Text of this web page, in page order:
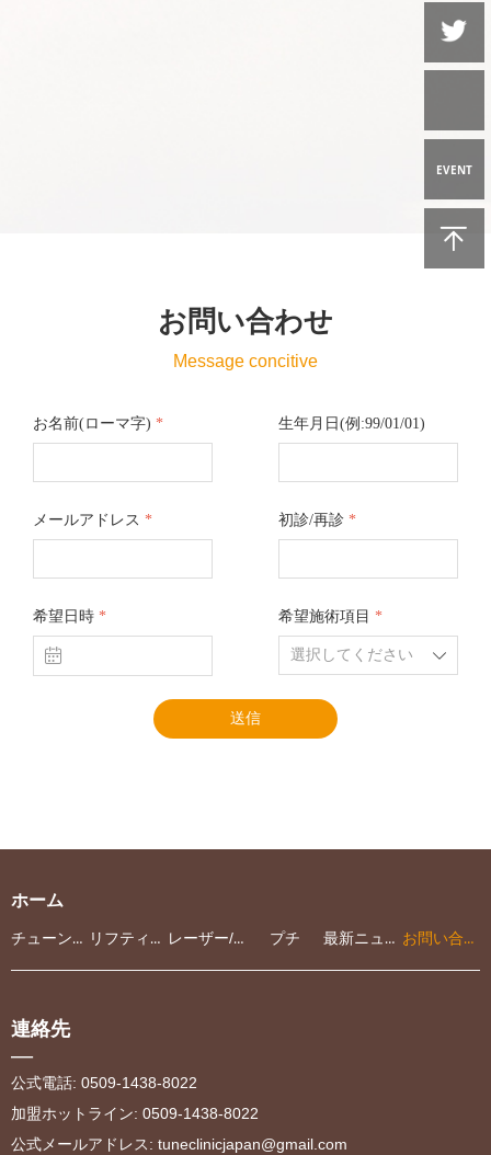
EVENT
お問い合わせ
Message concitive
お名前(ローマ字) * 生年月日(例:99/01/01)
メールアドレス * 初診/再診 *
希望日時 *
ꅄ
希望施術項目 *
ꄳ
送信
ホーム
チューンクリニック リフティング レーザー/光治療 プチ 最新ニュース お問い合わせ
連絡先
—
公式電話: 0509-1438-8022
加盟ホットライン: 0509-1438-8022
公式メールアドレス: tuneclinicjapan@gmail.com